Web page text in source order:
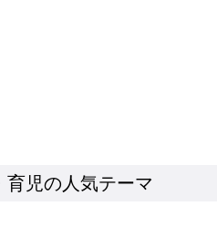
育児の人気テーマ